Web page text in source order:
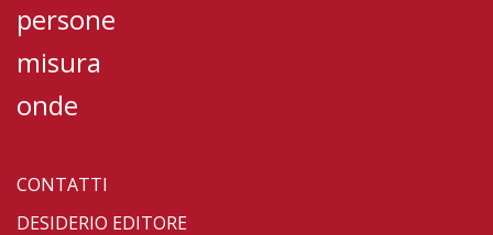
persone
misura
onde
CONTATTI
DESIDERIO EDITORE